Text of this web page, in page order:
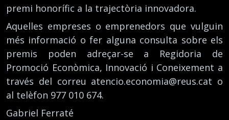
premi honorífic a la trajectòria innovadora.
Aquelles empreses o emprenedors que vulguin
més informació o fer alguna consulta sobre els
premis poden adreçar-se a Regidoria de
Promoció Econòmica, Innovació i Coneixement a
través del correu atencio.economia@reus.cat o
al telèfon 977 010 674.
Gabriel Ferraté